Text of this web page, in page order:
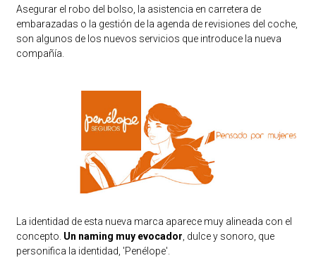
Asegurar el robo del bolso, la asistencia en carretera de
embarazadas o la gestión de la agenda de revisiones del coche,
son algunos de los nuevos servicios que introduce la nueva
compañía.
La identidad de esta nueva marca aparece muy alineada con el
concepto. Un naming muy evocador, dulce y sonoro, que
personifica la identidad, 'Penélope'.